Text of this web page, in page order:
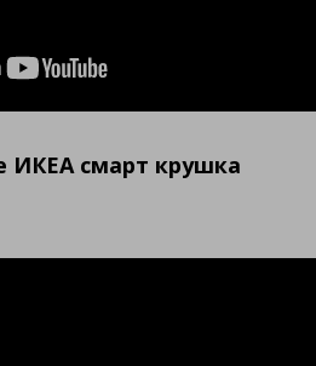
ИКЕА смарт крушка